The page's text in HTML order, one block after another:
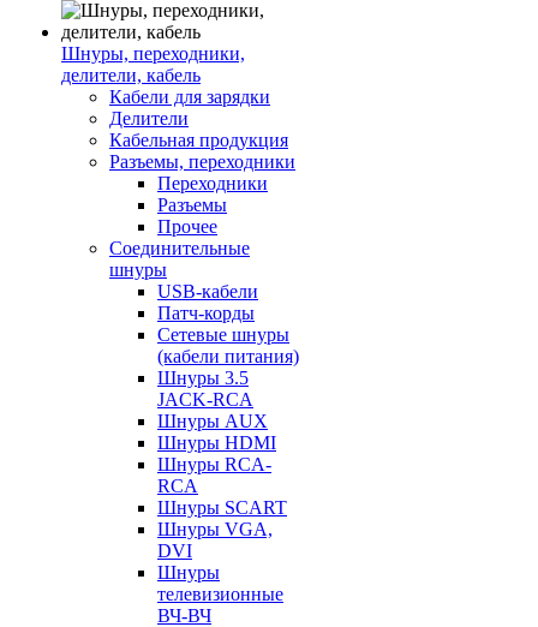
Шнуры, переходники,
делители, кабель
Кабели для зарядки
Делители
Кабельная продукция
Разъемы, переходники
Переходники
Разъемы
Прочее
Соединительные
шнуры
USB-кабели
Патч-корды
Сетевые шнуры
(кабели питания)
Шнуры 3.5
JACK-RCA
Шнуры AUX
Шнуры HDMI
Шнуры RCA-
RCA
Шнуры SCART
Шнуры VGA,
DVI
Шнуры
телевизионные
ВЧ-ВЧ